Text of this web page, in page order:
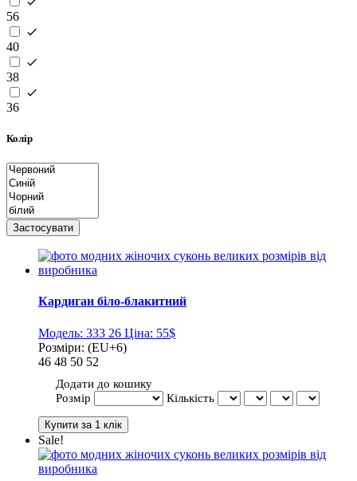
56
40
38
36
Колір
Кардиган біло-блакитний
Модель: 333 26 Ціна: 55$
Розміри: (EU+6)
46 48 50 52
Додати до кошику
Розмір
Кількість
Sale!